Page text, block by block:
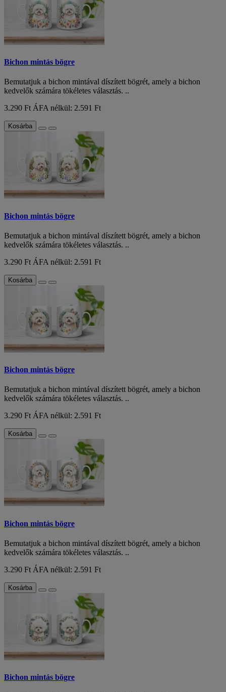
Bichon mintás bögre
Bemutatjuk a bichon mintával díszített bögrét, amely a bichon
kedvelők számára tökéletes választás. ..
3.290 Ft ÁFA nélkül: 2.591 Ft
Kosárba
Bichon mintás bögre
Bemutatjuk a bichon mintával díszített bögrét, amely a bichon
kedvelők számára tökéletes választás. ..
3.290 Ft ÁFA nélkül: 2.591 Ft
Kosárba
Bichon mintás bögre
Bemutatjuk a bichon mintával díszített bögrét, amely a bichon
kedvelők számára tökéletes választás. ..
3.290 Ft ÁFA nélkül: 2.591 Ft
Kosárba
Bichon mintás bögre
Bemutatjuk a bichon mintával díszített bögrét, amely a bichon
kedvelők számára tökéletes választás. ..
3.290 Ft ÁFA nélkül: 2.591 Ft
Kosárba
Bichon mintás bögre